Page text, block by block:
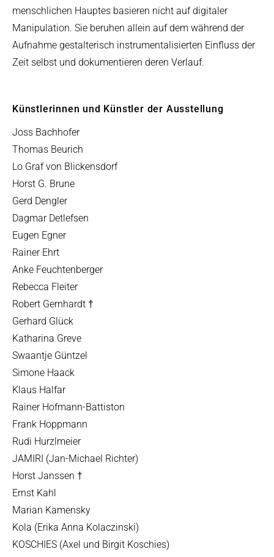
menschlichen Hauptes basieren nicht auf digitaler
Manipulation. Sie beruhen allein auf dem während der
Aufnahme gestalterisch instrumentalisierten Einfluss der
Zeit selbst und dokumentieren deren Verlauf.
Künstlerinnen und Künstler der Ausstellung
Joss Bachhofer
Thomas Beurich
Lo Graf von Blickensdorf
Horst G. Brune
Gerd Dengler
Dagmar Detlefsen
Eugen Egner
Rainer Ehrt
Anke Feuchtenberger
Rebecca Fleiter
Robert Gernhardt †
Gerhard Glück
Katharina Greve
Swaantje Güntzel
Simone Haack
Klaus Halfar
Rainer Hofmann-Battiston
Frank Hoppmann
Rudi Hurzlmeier
JAMIRI (Jan-Michael Richter)
Horst Janssen †
Ernst Kahl
Marian Kamensky
Kola (Erika Anna Kolaczinski)
KOSCHIES (Axel und Birgit Koschies)